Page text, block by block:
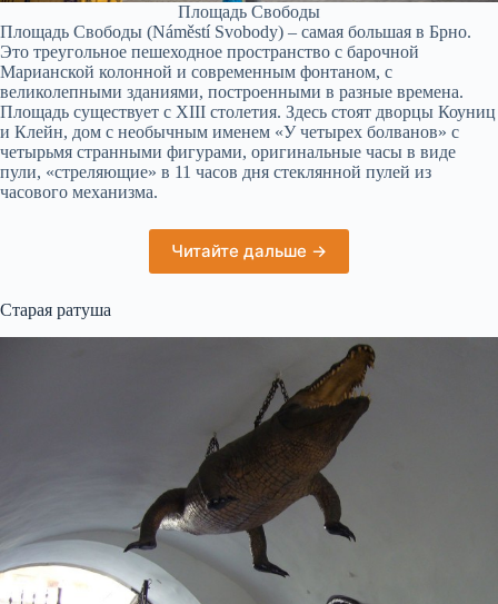
Площадь Свободы
Площадь Свободы (Náměstí Svobody) – самая большая в Брно.
Это треугольное пешеходное пространство с барочной
Марианской колонной и современным фонтаном, с
великолепными зданиями, построенными в разные времена.
Площадь существует с XIII столетия. Здесь стоят дворцы Коуниц
и Клейн, дом с необычным именем «У четырех болванов» с
четырьмя странными фигурами, оригинальные часы в виде
пули, «стреляющие» в 11 часов дня стеклянной пулей из
часового механизма.
Читайте дальше →
Старая ратуша